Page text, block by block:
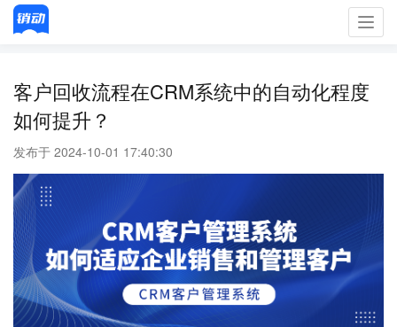
客户回收流程在CRM系统中的自动化程度
如何提升？
发布于 2024-10-01 17:40:30